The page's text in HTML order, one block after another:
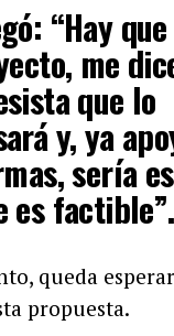
“Hay
me
que lo
y, ya
sería
es factible”.
queda
propuesta.